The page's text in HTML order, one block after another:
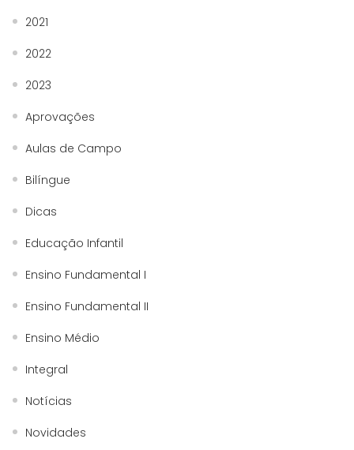
2021
2022
2023
Aprovações
Aulas de Campo
Bilíngue
Dicas
Educação Infantil
Ensino Fundamental I
Ensino Fundamental II
Ensino Médio
Integral
Notícias
Novidades